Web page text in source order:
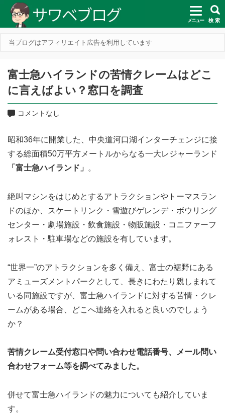
メニュー 検 索
当ブログはアフィリエイト広告を利用しています
富士急ハイランドの苦情クレームはどこ
に言えばよい？窓口を調査
コメントなし
昭和36年に開業した、中央道河口湖インターチェンジに接
する総面積50万平方メートルからなる一大レジャーランド
「富士急ハイランド」
。
絶叫マシンをはじめとするアトラクションやトーマスラン
ドのほか、スケートリンク・雪遊びゲレンデ・ボウリング
センター・劇場施設・飲食施設・物販施設・コニファーフ
ォレスト・駐車場などの施設を有しています。
“世界一”のアトラクションを多く備え、富士の裾野にある
アミューズメントパークとして、長きにわたり親しまれて
いる同施設ですが、富士急ハイランドに対する苦情・クレ
ームがある場合、どこへ連絡を入れると良いのでしょう
か？
苦情クレーム受付窓口や問い合わせ電話番号、メール問い
合わせフォーム等を調べてみました。
併せて富士急ハイランドの魅力についても紹介していま
す。